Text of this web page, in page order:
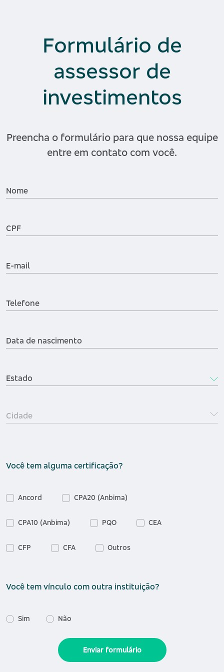
Formulário de
assessor de
investimentos
Preencha o formulário para que nossa equipe
entre em contato com você.
Nome
CPF
E-mail
Telefone
Data de nascimento
Estado
Cidade
Você tem alguma certificação?
Ancord CPA20 (Anbima)
CPA10 (Anbima) PQO CEA
CFP CFA Outros
Você tem vínculo com outra instituição?
Sim Não
Enviar formulário